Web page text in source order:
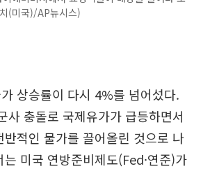
(미국)/AP뉴시스)
상승률이 다시 4%를 넘어섰다.
사 충돌로 국제유가가 급등하면서
반적인 물가를 끌어올린 것으로 나
미국 연방준비제도(Fed·연준)가